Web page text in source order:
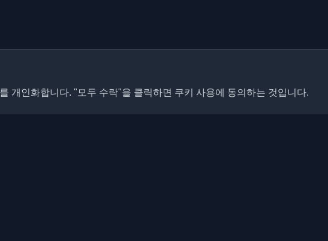
개인화합니다. "모두 수락"을 클릭하면 쿠키 사용에 동의하는 것입니다.